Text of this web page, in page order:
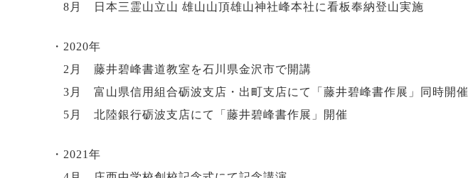
8月 日本三霊山立山 雄山山頂雄山神社峰本社に看板奉納登山実施
・2020年
2月 藤井碧峰書道教室を石川県金沢市で開講
3月 富山県信用組合砺波支店・出町支店にて「藤井碧峰書作展」同時開催
5月 北陸銀行砺波支店にて「藤井碧峰書作展」開催
・2021年